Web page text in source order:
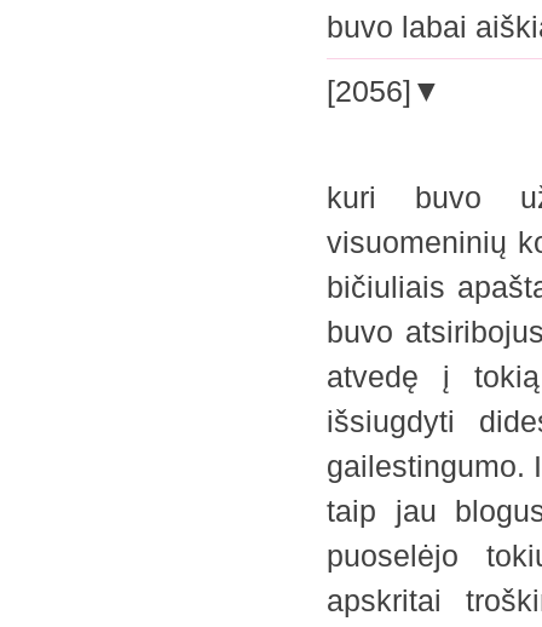
buvo labai
[2056]▼
kuri buvo
visuomeninių
bičiuliais
buvo
atvedę į
išsiugdyti
gailestingumo.
taip jau
puoselėjo
apskritai